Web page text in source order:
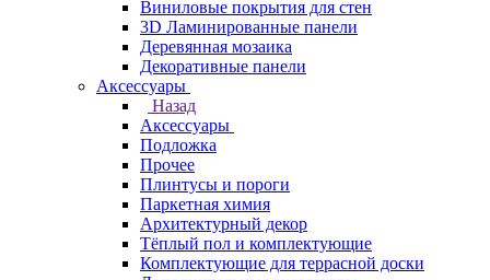
Виниловые покрытия для стен
3D Ламинированные панели
Деревянная мозаика
Декоративные панели
Аксессуары
Назад
Аксессуары
Подложка
Прочее
Плинтусы и пороги
Паркетная химия
Архитектурный декор
Тёплый пол и комплектующие
Комплектующие для террасной доски